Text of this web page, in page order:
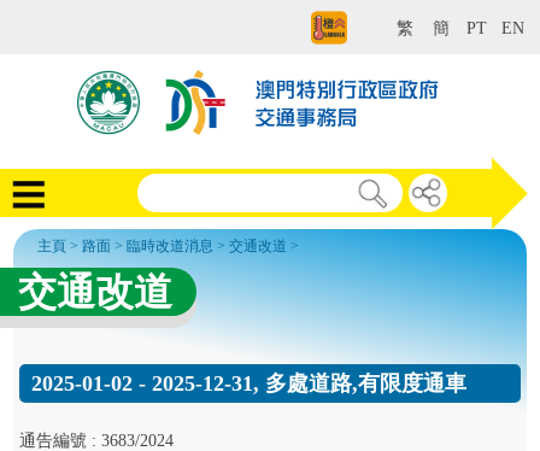
繁 簡 PT EN
主頁 >路面 > 臨時改道消息 >交通改道 >
交通改道
2025-01-02 - 2025-12-31, 多處道路,有限度通車
通告編號 :3683/2024